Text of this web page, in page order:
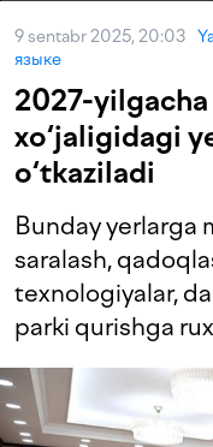
9 sentabr 2025, 20:03
языке
2027-
xo‘jaligidagi
o‘tkaziladi
Bunday yerlarga
saralash,
texnologiyalar,
parki qurishga